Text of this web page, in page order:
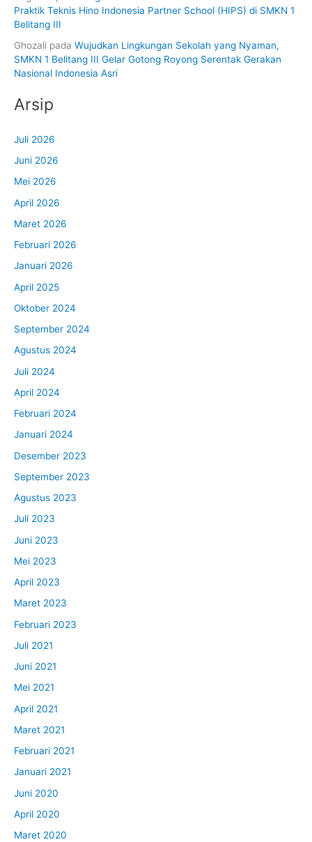
Praktik Teknis Hino Indonesia Partner School (HIPS) di SMKN 1
Belitang III
Ghozali pada Wujudkan Lingkungan Sekolah yang Nyaman,
SMKN 1 Belitang III Gelar Gotong Royong Serentak Gerakan
Nasional Indonesia Asri
Arsip
Juli 2026
Juni 2026
Mei 2026
April 2026
Maret 2026
Februari 2026
Januari 2026
April 2025
Oktober 2024
September 2024
Agustus 2024
Juli 2024
April 2024
Februari 2024
Januari 2024
Desember 2023
September 2023
Agustus 2023
Juli 2023
Juni 2023
Mei 2023
April 2023
Maret 2023
Februari 2023
Juli 2021
Juni 2021
Mei 2021
April 2021
Maret 2021
Februari 2021
Januari 2021
Juni 2020
April 2020
Maret 2020